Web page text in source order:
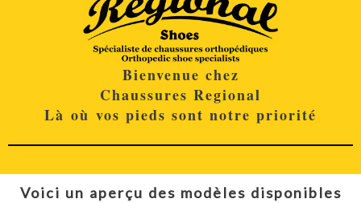
Bienvenue chez
Chaussures Regional
Là où vos pieds sont notre priorité
Voici un aperçu des modèles disponibles